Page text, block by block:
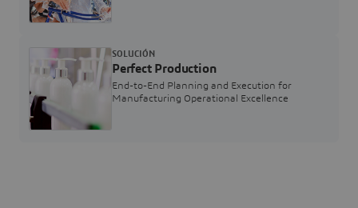
Perfect Production
End-to-End Planning and Execution for
Manufacturing Operational Excellence
SOLUCIÓN